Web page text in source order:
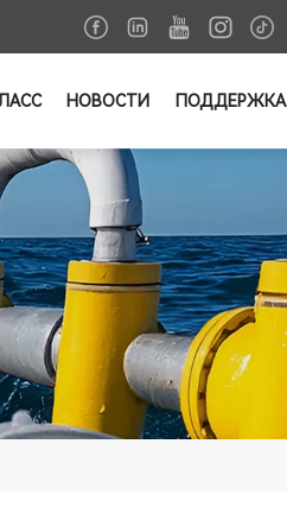
НОВОСТИ ПОДДЕРЖКА